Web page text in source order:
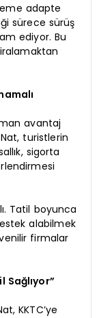
adapte
sürece sürüş
ediyor. Bu
avantaj
turistlerin
sigorta
Tatil boyunca
alabilmek
firmalar
Sağlıyor”
KKTC’ye